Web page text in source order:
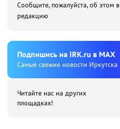
Сообщите, пожалуйста, об этом в
редакцию
Подпишиcь на IRK.ru в MAX
Cамые свежие новости Иркутска
Читайте нас на других
площадках!